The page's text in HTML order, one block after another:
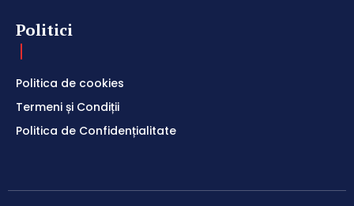
Politici
Politica de cookies
Termeni și Condiții
Politica de Confidențialitate